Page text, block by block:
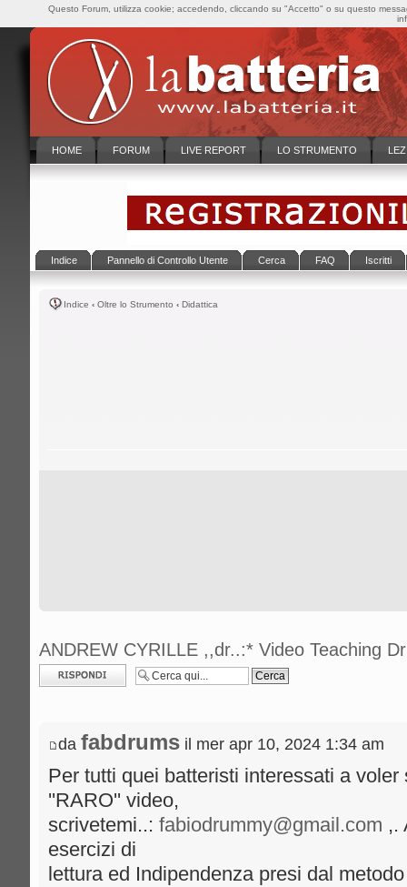
HOME FORUM LIVE REPORT LO STRUMENTO
Indice Pannello di Controllo Utente Cerca FAQ Iscritti
Indice ‹ Oltre lo Strumento ‹ Didattica
ANDREW CYRILLE ,,dr..:* Video Teaching
Rispondi al
messaggio
da fabdrums il mer apr 10, 2024 1:34 am
Per tutti quei batteristi interessati a
''RARO'' video,
scrivetemi..: fabiodrummy@gmail.com ,.
esercizi di
lettura ed Indipendenza presi dal
Questo Forum, utilizza cookie; accedendo, cliccando su "Accetto" o su questo